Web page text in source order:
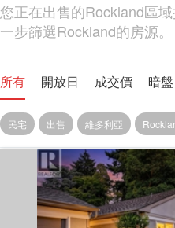
您正在出售的Rockland區
一步篩選Rockland的房源。
所有 開放日 成交價 暗盤
民宅 出售 維多利亞